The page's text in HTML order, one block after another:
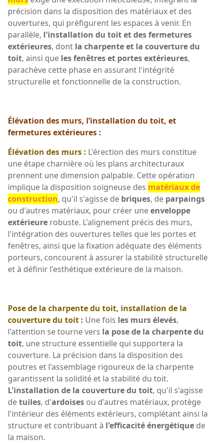
précision dans la disposition des matériaux et des
ouvertures, qui préfigurent les espaces à venir. En
parallèle, l'installation du toit et des fermetures
extérieures, dont la charpente et la couverture du
toit, ainsi que les fenêtres et portes extérieures,
parachève cette phase en assurant l'intégrité
structurelle et fonctionnelle de la construction.
Élévation des murs, l’installation du toit, et
fermetures extérieures :
Élévation des murs : L'érection des murs constitue
une étape charnière où les plans architecturaux
prennent une dimension palpable. Cette opération
implique la disposition soigneuse des matériaux de
construction, qu'il s'agisse de briques, de parpaings
ou d'autres matériaux, pour créer uneenveloppe
extérieure robuste. L'alignement précis des murs,
l'intégration des ouvertures telles que les portes et
fenêtres, ainsi que la fixation adéquate des éléments
porteurs, concourent à assurer la stabilité structurelle
et à définir l'esthétique extérieure de la maison.
Pose de la charpente du toit, installation de la
couverture du toit : Une fois les murs élevés,
l'attention se tourne vers la pose de la charpente du
toit, une structure essentielle qui supportera la
couverture. La précision dans la disposition des
poutres et l'assemblage rigoureux de la charpente
garantissent la solidité et la stabilité du toit.
L'installation de la couverture du toit, qu'il s'agisse
detuiles, d'ardoises ou d'autres matériaux, protège
l'intérieur des éléments extérieurs, complétant ainsi la
structure et contribuant à l'efficacité énergétique de
la maison.